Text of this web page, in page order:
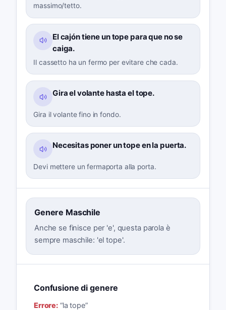
massimo/tetto.
El cajón tiene un tope para que no se
caiga.
Il cassetto ha un fermo per evitare che cada.
Gira el volante hasta el tope.
Gira il volante fino in fondo.
Necesitas poner un tope en la puerta.
Devi mettere un fermaporta alla porta.
Genere Maschile
Anche se finisce per 'e', questa parola è
sempre maschile: 'el tope'.
Confusione di genere
Errore: “la tope”